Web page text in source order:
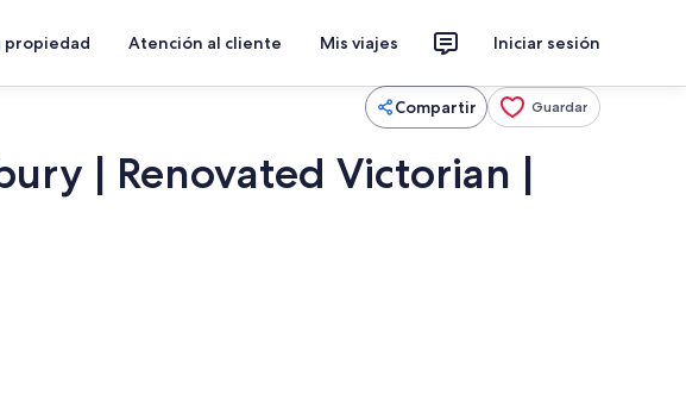
propiedad Atención al cliente Mis viajes Iniciar sesión
Compartir Guardar
| Renovated Victorian |